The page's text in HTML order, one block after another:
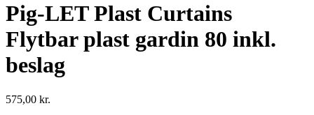
Pig-LET Plast Curtains
Flytbar plast gardin 80 inkl.
beslag
575,00 kr.